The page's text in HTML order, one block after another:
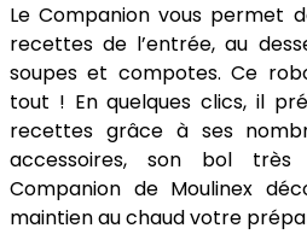
Le Companion vous permet
recettes de l’entrée, au
soupes et compotes. Ce
tout ! En quelques clics, il
recettes grâce à ses
accessoires, son bol très
Companion de Moulinex
maintien au chaud votre